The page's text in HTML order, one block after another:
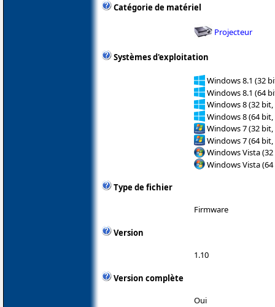
Catégorie de matériel
Projecteur
Systèmes d'exploitation
Windows 8.1 (32
Windows 8.1 (64
Windows 8 (32 bit,
Windows 8 (64 bit,
Windows 7 (32 bit,
Windows 7 (64 bit,
Windows Vista
Windows Vista
Type de fichier
Firmware
Version
1.10
Version complète
Oui